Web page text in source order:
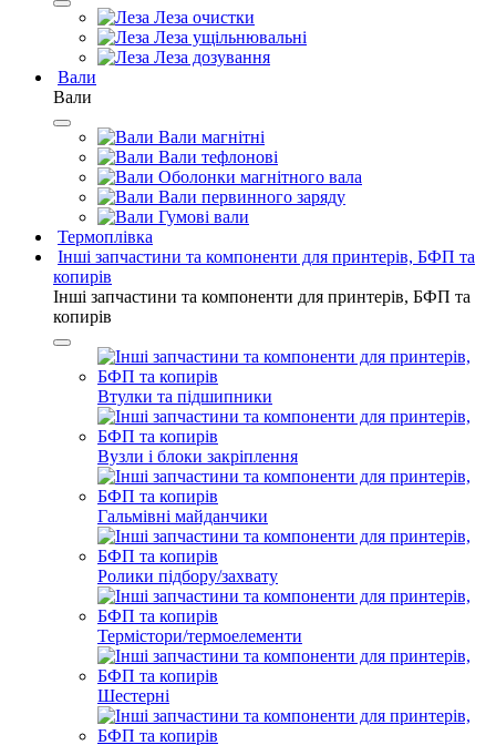
Леза очистки
Леза ущільнювальні
Леза дозування
Вали
Вали
Вали магнітні
Вали тефлонові
Оболонки магнітного вала
Вали первинного заряду
Гумові вали
Термоплівка
Інші запчастини та компоненти для принтерів, БФП та
копирів
Інші запчастини та компоненти для принтерів, БФП та
копирів
Втулки та підшипники
Вузли і блоки закріплення
Гальмівні майданчики
Ролики підбору/захвату
Термістори/термоелементи
Шестерні